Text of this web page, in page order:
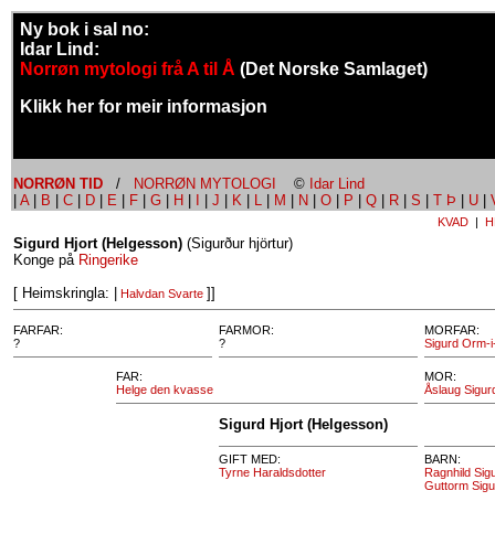
Ny bok i sal no:
Idar Lind:
Norrøn mytologi frå A til Å (Det Norske Samlaget)
Klikk her for meir informasjon
NORRØN TID / NORRØN MYTOLOGI © Idar Lind
A B C D E F G H J K L M N O P Q R S T Þ U
KVAD |
Sigurd Hjort (Helgesson) (Sigurður hjörtur)
Konge på Ringerike
[ Heimskringla: |
Halvdan Svarte ]]
FARFAR:
?
FARMOR:
?
MORFAR:
Sigurd Orm-
FAR:
Helge den kvasse
MOR:
Åslaug
Sigurd Hjort (Helgesson)
GIFT MED:
Tyrne Haraldsdotter
BARN:
Ragnhild
Guttorm